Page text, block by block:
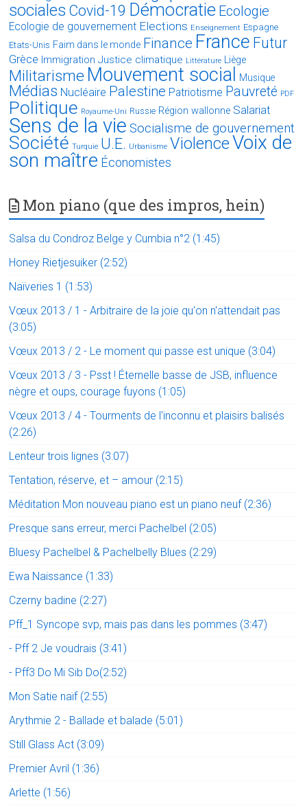
sociales Covid-19 Démocratie Ecologie
Ecologie de gouvernement Elections Enseignement Espagne
Etats-Unis Faim dans le monde Finance France Futur
Grèce Immigration Justice climatique Littérature Liège
Militarisme Mouvement social Musique
Médias Nucléaire Palestine Patriotisme Pauvreté PDF
Politique Royaume-Uni Russie Région wallonne Salariat
Sens de la vie Socialisme de gouvernement
Société Turquie U.E. Urbanisme ViolenceVoix de
son maître Économistes
Mon piano (que des impros, hein)
Salsa du Condroz Belge y Cumbia n°2 (1:45)
Honey Rietjesuiker (2:52)
Naïveries 1 (1:53)
Vœux 2013 / 1 - Arbitraire de la joie qu'on n'attendait pas
(3:05)
Vœux 2013 / 2 - Le moment qui passe est unique (3:04)
Vœux 2013 / 3 - Psst ! Éternelle basse de JSB, influence
nègre et oups, courage fuyons (1:05)
Vœux 2013 / 4 - Tourments de l'inconnu et plaisirs balisés
(2:26)
Lenteur trois lignes (3:07)
Tentation, réserve, et – amour (2:15)
Méditation Mon nouveau piano est un piano neuf (2:36)
Presque sans erreur, merci Pachelbel (2:05)
Bluesy Pachelbel & Pachelbelly Blues (2:29)
Ewa Naissance (1:33)
Czerny badine (2:27)
Pff_1 Syncope svp, mais pas dans les pommes (3:47)
- Pff 2 Je voudrais (3:41)
- Pff3 Do Mi Sib Do(2:52)
Mon Satie naïf (2:55)
Arythmie 2 - Ballade et balade (5:01)
Still Glass Act (3:09)
Premier Avril (1:36)
Arlette (1:56)